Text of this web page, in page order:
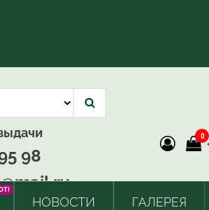
98
0
НОВОСТИ ГАЛЕРЕЯ